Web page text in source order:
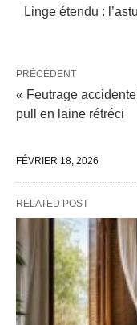
Linge étendu :
PRÉCÉDENT
« Feutrage
pull en laine rétréci
FÉVRIER 18, 2026
RELATED POST